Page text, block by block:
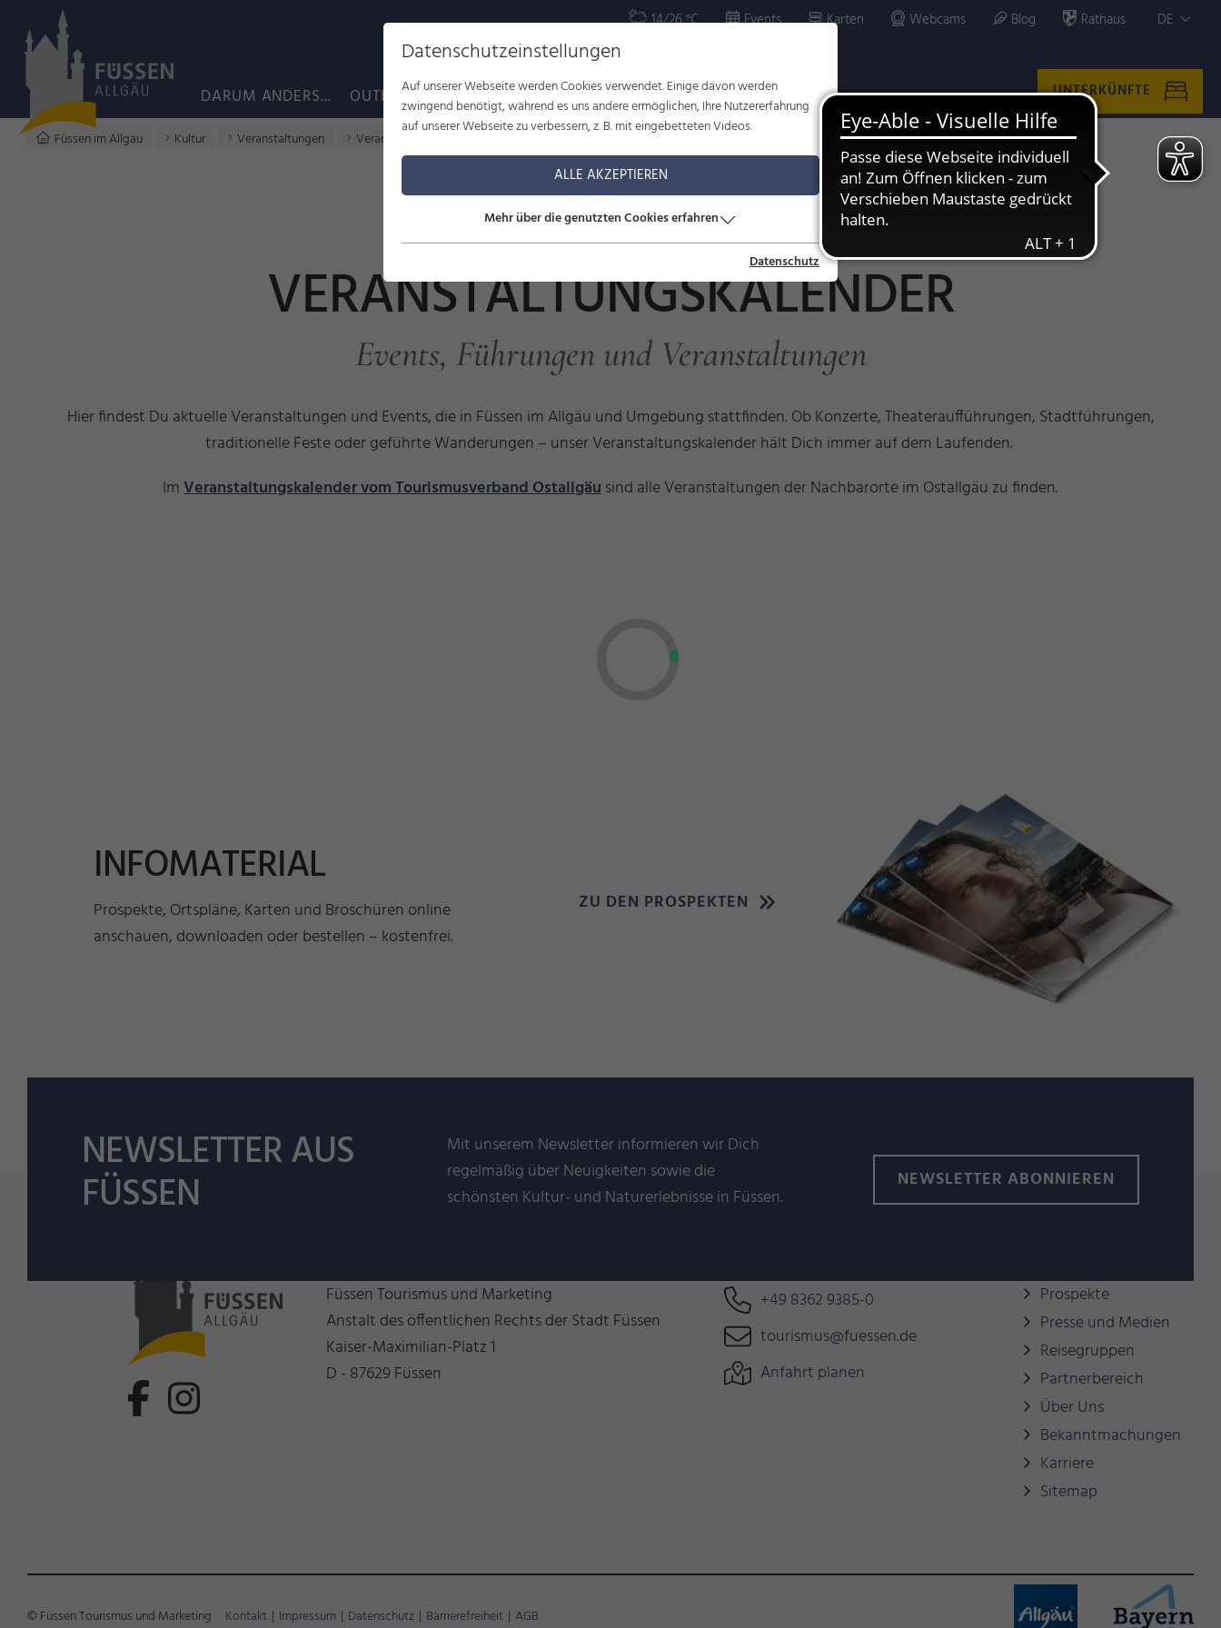
14/26 °C Events Karten Webcams Blog Rathaus DE
DARUM ANDERS... OUTDOOR KULTUR WOHLBEFINDEN FAMILIE SERVICE UNTERKÜNFTE
Füssen im Allgäu Kultur Veranstaltungen Veranstaltungskalender
VERANSTALTUNGSKALENDER
Events, Führungen und Veranstaltungen
Hier findest Du aktuelle Veranstaltungen und Events, die in Füssen im Allgäu und Umgebung stattfinden. Ob Konzerte, Theateraufführungen, Stadtführungen,
traditionelle Feste oder geführte Wanderungen – unser Veranstaltungskalender hält Dich immer auf dem Laufenden.
Im Veranstaltungskalender vom Tourismusverband Ostallgäusind alle Veranstaltungen der Nachbarorte im Ostallgäu zu finden.
INFOMATERIAL
Prospekte, Ortspläne, Karten und Broschüren online
anschauen, downloaden oder bestellen – kostenfrei.
ZU DEN PROSPEKTEN
NEWSLETTER AUS
FÜSSEN
Mit unserem Newsletter informieren wir Dich
regelmäßig über Neuigkeiten sowie die
schönsten Kultur- und Naturerlebnisse in Füssen.
NEWSLETTER ABONNIEREN
Füssen Tourismus und Marketing
Anstalt des öffentlichen Rechts der Stadt Füssen
Kaiser-Maximilian-Platz 1
D - 87629 Füssen
+49 8362 9385-0
tourismus@fuessen.de
Anfahrt planen
Prospekte
Presse und Medien
Reisegruppen
Partnerbereich
Über Uns
Bekanntmachungen
Karriere
Sitemap
© Füssen Tourismus und Marketing Kontakt | Impressum | Datenschutz | Barrierefreiheit | AGB
Datenschutzeinstellungen
Auf unserer Webseite werden Cookies verwendet. Einige davon werden
zwingend benötigt, während es uns andere ermöglichen, Ihre Nutzererfahrung
auf unserer Webseite zu verbessern, z. B. mit eingebetteten Videos.
ALLE AKZEPTIEREN
Mehr über die genutzten Cookies erfahren
Datenschutz